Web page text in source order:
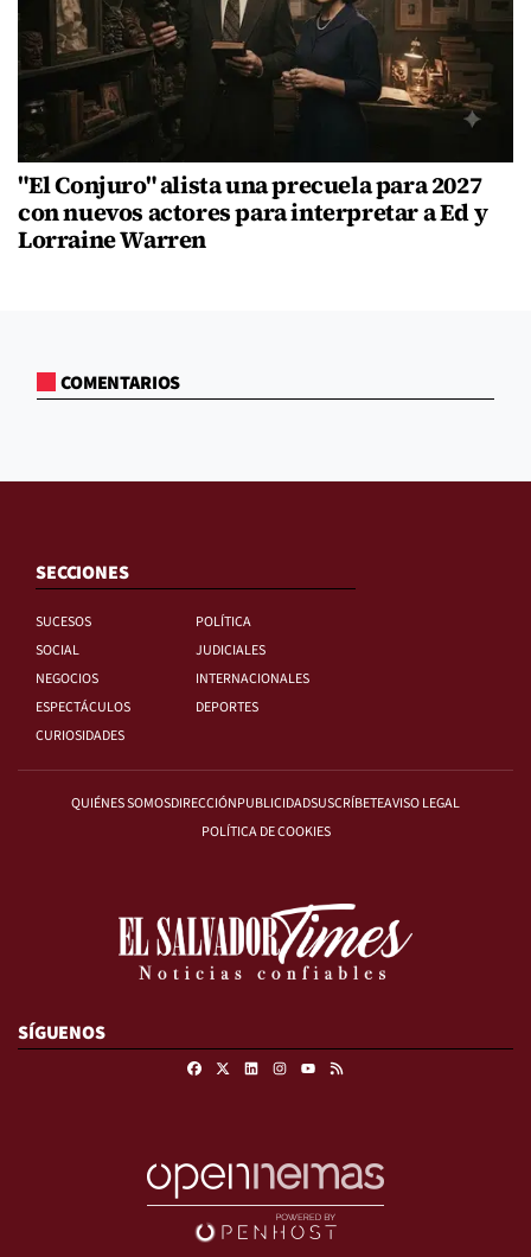
"El Conjuro" alista una precuela para 2027
con nuevos actores para interpretar a Ed y
Lorraine Warren
COMENTARIOS
SECCIONES
SUCESOS
POLÍTICA
SOCIAL
JUDICIALES
NEGOCIOS
INTERNACIONALES
ESPECTÁCULOS
DEPORTES
CURIOSIDADES
QUIÉNES SOMOSDIRECCIÓNPUBLICIDADSUSCRÍBETEAVISO LEGAL
POLÍTICA DE COOKIES
SÍGUENOS
FacebookLinkedinInstagram